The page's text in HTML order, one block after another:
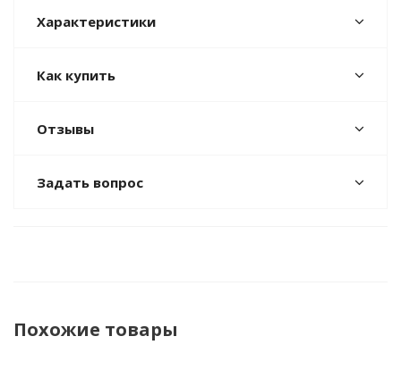
Характеристики
Как купить
Отзывы
Задать вопрос
Похожие товары